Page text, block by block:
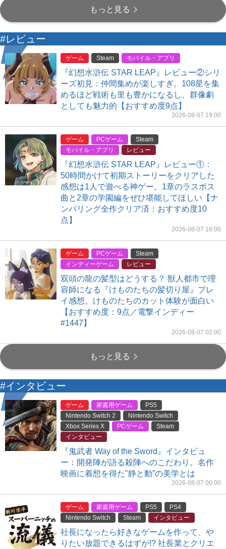
もっと見る
#レビュー
ゲーム Steam モバイル・アプリ
『幻想水滸伝 STAR LEAP』レビュー②シリ
ーズ初見：仲間集めが楽しすぎ。108星を集
めるほど戦術も里も豊かになるし、群像劇
としても魅力的【おすすめ度9点】
2026-08-07 19:00
ゲーム PCゲーム
Steam
モバイル・アプリ
レビュー
『幻想水滸伝 STAR LEAP』レビュー①：
50時間かけて初期ストーリーをクリアした
感想は1人で遊べる神ゲー。1章のラスボス
曲と2章の学園編をぜひ堪能してほしい【ナ
ンバリング全作クリア済：おすすめ度10
点】
2026-08-07 18:00
ゲーム PCゲーム
Steam
インディーゲーム
レビュー
双頭の龍の髪型はどうする？ 獣人都市で理
容師になる『けものたちの髪切り屋』プレ
イ感想。けものたちのカット体験が面白い
【おすすめ度：9点／電撃インディー
#1447】
2026-08-07 02:00
もっと見る
#インタビュー
ゲーム 家庭用ゲーム
PS5
Nintendo Switch 2
Nintendo Switch
Xbox Series X
PCゲーム
Steam
インタビュー
『鬼武者 Way of the Sword』インタビュ
ー：開発陣が語る殺陣へのこだわり。名作
映画に着想を得た"静と動”の美学とは
2026-08-07 00:00
ゲーム 家庭用ゲーム PS5
PS4
Nintendo Switch
Steam インタビュー
社長になったら好きなゲームを作って、や
りたい放題できるはずが!? 社長業とクリエ